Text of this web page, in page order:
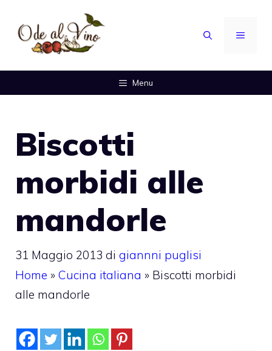
contenuto
MENU
Menu
Biscotti
morbidi alle
mandorle
31 Maggio 2013 di giannni puglisi
Home » Cucina italiana » Biscotti morbidi
alle mandorle